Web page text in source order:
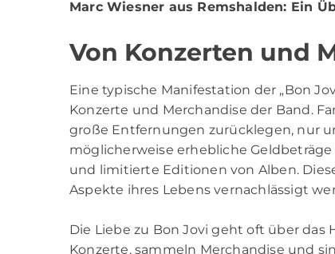
Marc Wiesner aus Remshalden: Ein
Von Konzerten und
Eine typische Manifestation der „Bon
Konzerte und Merchandise der Band.
große Entfernungen zurücklegen, nur
möglicherweise erhebliche
und limitierte Editionen von Alben.
Aspekte ihres Lebens vernachlässigt
Die Liebe zu Bon Jovi geht oft über das
Konzerte, sammeln Merchandise und